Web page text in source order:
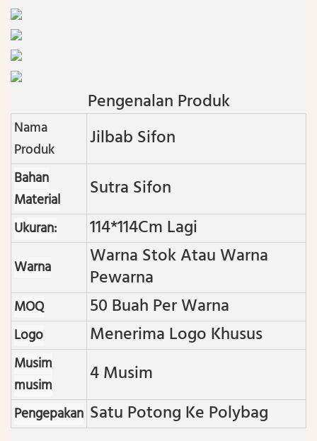
Pengenalan Produk
Nama
Produk
Jilbab Sifon
Bahan
Material
Sutra Sifon
Ukuran: 114*114Cm Lagi
Warna
Warna Stok Atau Warna
Pewarna
MOQ 50 Buah Per Warna
Logo Menerima Logo Khusus
Musim
musim
4 Musim
Pengepakan Satu Potong Ke Polybag